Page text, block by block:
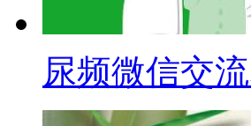
尿频微信交